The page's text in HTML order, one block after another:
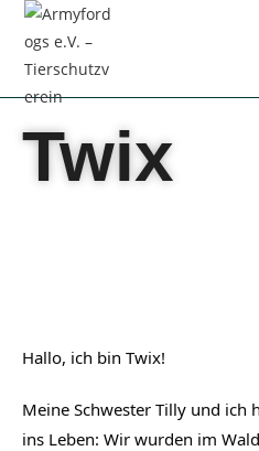
Twix
Hallo, ich bin Twix!
Meine Schwester Tilly und ich
ins Leben: Wir wurden im